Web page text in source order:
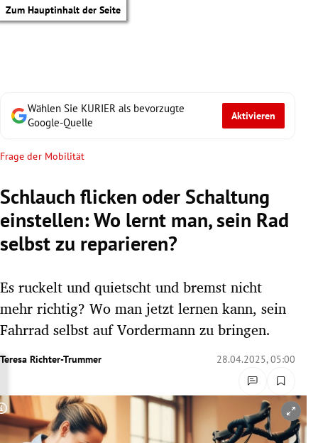
Zum Hauptinhalt der Seite
Untermenü
Untermenü
Untermenü
Untermenü
Wählen Sie KURIER als bevorzugte
Google-Quelle
Aktivieren
Frage der Mobilität
Schlauch flicken oder Schaltung
einstellen: Wo lernt man, sein Rad
selbst zu reparieren?
Es ruckelt und quietscht und bremst nicht
mehr richtig? Wo man jetzt lernen kann, sein
Fahrrad selbst auf Vordermann zu bringen.
Teresa Richter-Trummer 28.04.2025, 05:00
Copyright-Hinweis öffnen/schließen